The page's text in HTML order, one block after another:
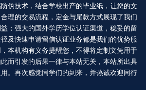
伪技术，结合学校出产的毕业纸，让您的文
理的交易流程，定金与尾款方式展现了我们
；强大的国外学历学位认证渠道，稳妥的留
及快速申请留信认证业务都是我们的优势服
本机构有义务提醒您，不得将定制文凭用于
而引发的后果一律与本站无关，本站所出具
。再次感觉同学们的到来，并热诚欢迎同行